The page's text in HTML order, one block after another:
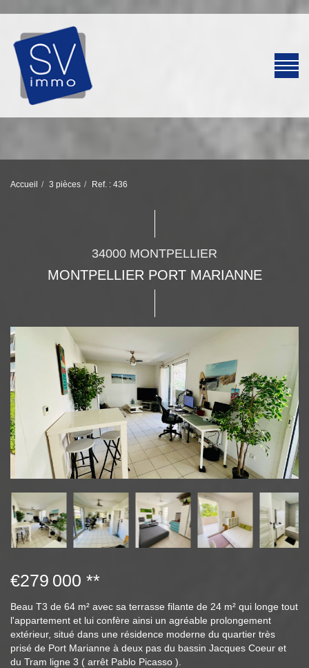
Accueil 3 pièces Ref. : 436
34000 MONTPELLIER
MONTPELLIER PORT MARIANNE
€279 000 **
Beau T3 de 64 m² avec sa terrasse filante de 24 m² qui longe tout
l'appartement et lui confère ainsi un agréable prolongement
extérieur, situé dans une résidence moderne du quartier très
prisé de Port Marianne à deux pas du bassin Jacques Coeur et
du Tram ligne 3 ( arrêt Pablo Picasso ).